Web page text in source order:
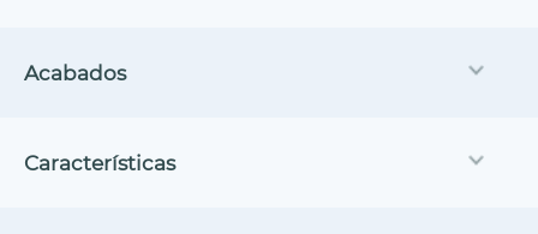
Acabados
Características